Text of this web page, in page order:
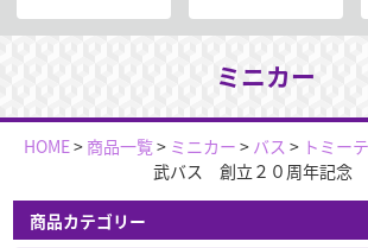
ミニカー
HOME> 商品一覧> ミニカー > バス > トミー
武バス 創立２０周年記念
商品カテゴリー